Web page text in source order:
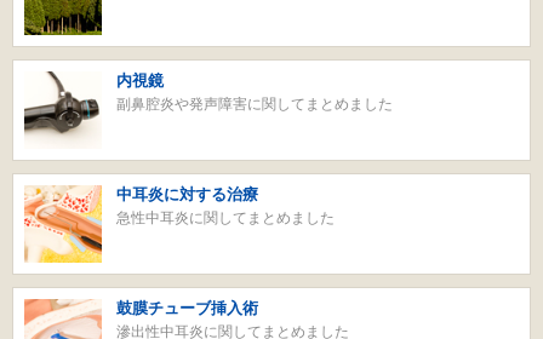
内視鏡
副鼻腔炎や発声障害に関してまとめました
中耳炎に対する治療
急性中耳炎に関してまとめました
鼓膜チューブ挿入術
滲出性中耳炎に関してまとめました